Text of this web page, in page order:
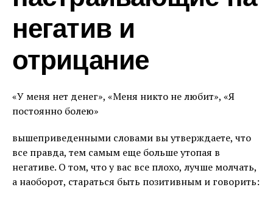
негатив и
отрицание
«У меня нет денег», «Меня никто не любит», «Я
постоянно болею»
вышеприведенными словами вы утверждаете, что
все правда, тем самым еще больше утопая в
негативе. О том, что у вас все плохо, лучше молчать,
а наоборот, стараться быть позитивным и говорить: